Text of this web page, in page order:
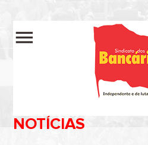
menu
NOTÍCIAS